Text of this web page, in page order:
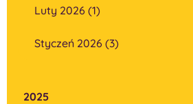
Luty 2026 (1)
Styczeń 2026 (3)
2025